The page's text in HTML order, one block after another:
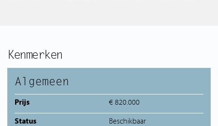
kans die moeilijk te herhalen is. Klaar om uw nieuwe thuis in Jávea te ontdekken?
Kenmerken
Algemeen
Prijs
€ 820.000
Status
Beschikbaar